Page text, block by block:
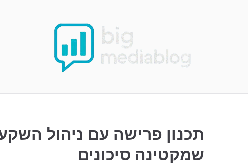
תכנון פרישה עם ניהול
שמקטינה סיכונים